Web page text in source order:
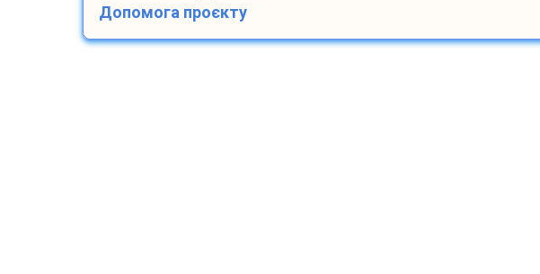
Допомога проєкту